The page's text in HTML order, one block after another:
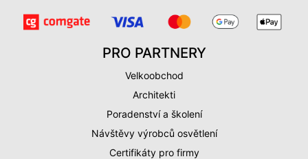
PRO PARTNERY
Velkoobchod
Architekti
Poradenství a školení
Návštěvy výrobců osvětlení
Certifikáty pro firmy